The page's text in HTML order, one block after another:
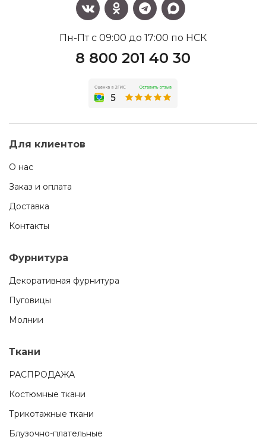
Пн-Пт с 09:00 до 17:00 по НСК
8 800 201 40 30
Для клиентов
О нас
Заказ и оплата
Доставка
Контакты
Фурнитура
Декоративная фурнитура
Пуговицы
Молнии
Ткани
РАСПРОДАЖА
Костюмные ткани
Трикотажные ткани
Блузочно-плательные